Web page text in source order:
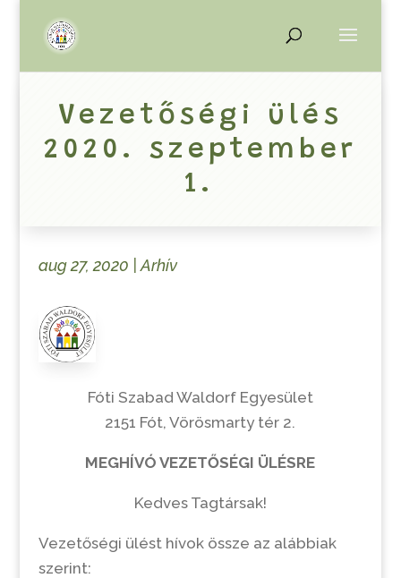
Vezetőségi ülés
2020. szeptember
1.
aug 27, 2020 Arhív
Fóti Szabad Waldorf Egyesület
2151 Fót, Vörösmarty tér 2.
MEGHÍVÓ VEZETŐSÉGI ÜLÉSRE
Kedves Tagtársak!
Vezetőségi ülést hívok össze az alábbiak
szerint: